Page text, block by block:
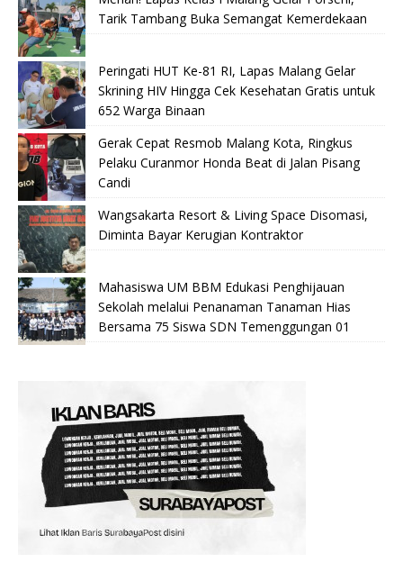
Tarik Tambang Buka Semangat Kemerdekaan
Peringati HUT Ke-81 RI, Lapas Malang Gelar
Skrining HIV Hingga Cek Kesehatan Gratis untuk
652 Warga Binaan
Gerak Cepat Resmob Malang Kota, Ringkus
Pelaku Curanmor Honda Beat di Jalan Pisang
Candi
Wangsakarta Resort & Living Space Disomasi,
Diminta Bayar Kerugian Kontraktor
Mahasiswa UM BBM Edukasi Penghijauan
Sekolah melalui Penanaman Tanaman Hias
Bersama 75 Siswa SDN Temenggungan 01